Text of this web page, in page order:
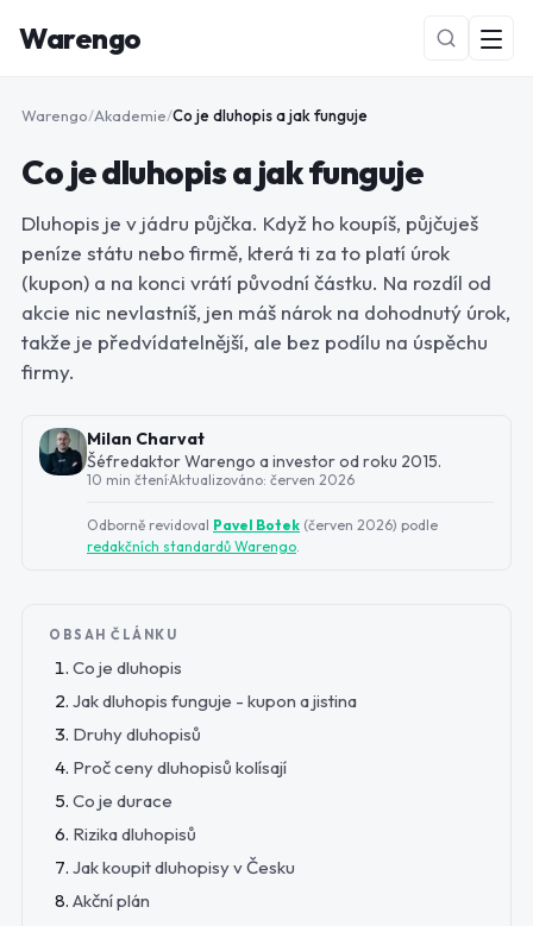
Warengo
NOVÉ
Warengo/Akademie/Co je dluhopis a jak funguje
Co je dluhopis a jak funguje
Dluhopis je v jádru půjčka. Když ho koupíš, půjčuješ
peníze státu nebo firmě, která ti za to platí úrok
(kupon) a na konci vrátí původní částku. Na rozdíl od
akcie nic nevlastníš, jen máš nárok na dohodnutý úrok,
takže je předvídatelnější, ale bez podílu na úspěchu
firmy.
Milan Charvat
Šéfredaktor Warengo a investor od roku 2015.
10 min čtení·Aktualizováno: červen 2026
Odborně revidoval Pavel Botek (červen 2026) podle
redakčních standardů Warengo.
OBSAH ČLÁNKU
Co je dluhopis
Jak dluhopis funguje - kupon a jistina
Druhy dluhopisů
Proč ceny dluhopisů kolísají
Co je durace
Rizika dluhopisů
Jak koupit dluhopisy v Česku
Akční plán